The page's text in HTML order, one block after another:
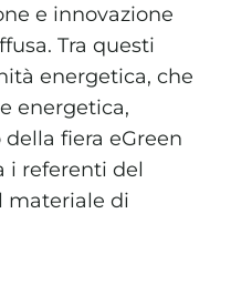
e innovazione
Tra questi
energetica, che
energetica,
fiera eGreen
i referenti del
materiale di